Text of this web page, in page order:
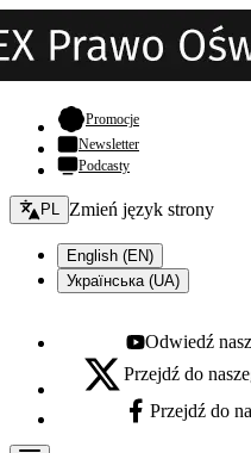
Promocje- otwiera się w
Newsletter
Podcasty
Zmień język - bieżący:
PL Zmień język strony
English (EN)
Українська (UA)
Youtube - otwiera się
Odwiedź
X - otwiera się w nowej karcie
Przejdź do
Facebook - otwiera
Przejdź do